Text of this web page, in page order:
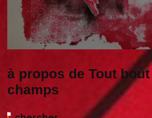
à propos de Tout bout
champs